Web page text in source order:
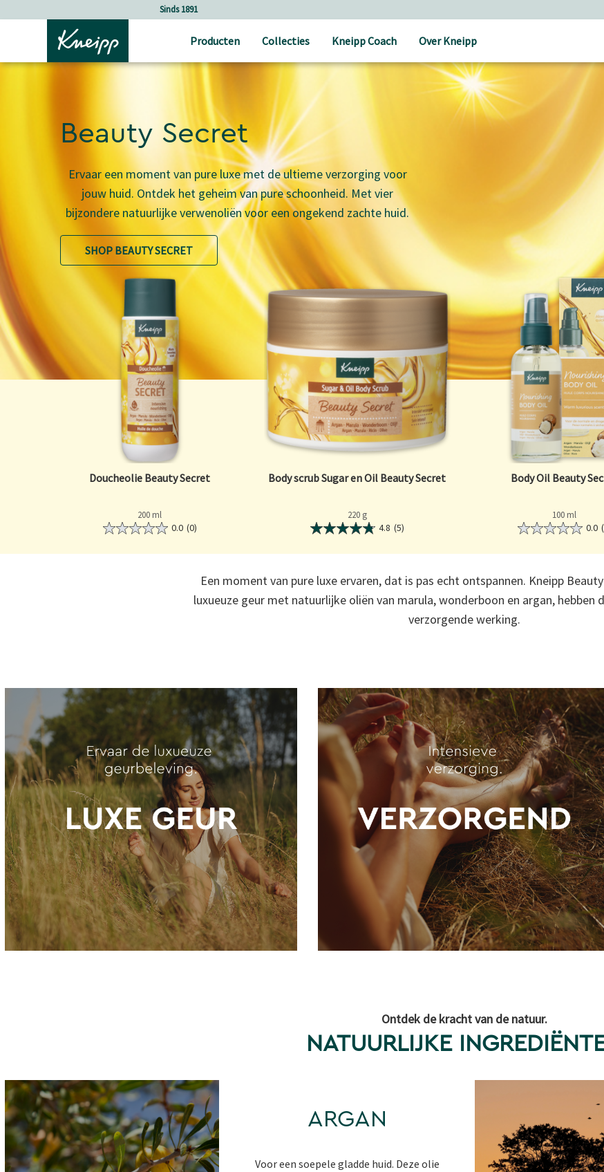
Holistische verzorging
Producten Collecties Kneipp Coach Over Kneipp
Beauty Secret
Ervaar een moment van pure luxe met de ultieme verzorging voor
jouw huid. Ontdek het geheim van pure schoonheid. Met vier
bijzondere natuurlijke verwenoliën voor een ongekend zachte huid.
SHOP BEAUTY SECRET
Doucheolie Beauty Secret
200 ml
0.0 (0)
Body scrub Sugar en Oil Beauty Secret
220 g
4.8 (5)
Body Oil Beauty
100 ml
0.0
Een moment van pure luxe ervaren, dat is pas echt ontspannen. Kneipp
luxueuze geur met natuurlijke oliën van marula, wonderboon en argan, hebben
verzorgende werking.
Ontdek de kracht van de natuur.
NATUURLIJKE
ARGAN
Voor een soepele gladde huid. Deze olie